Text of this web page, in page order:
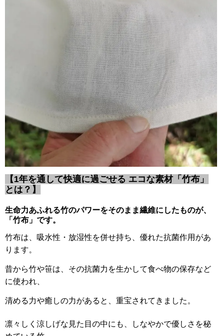
【1年を通して快適に過ごせる エコな素材「竹布」
とは？】
生命力あふれる竹のパワーをそのまま繊維にしたものが、
「竹布」です。
竹布は、吸水性・放湿性を併せ持ち、優れた抗菌作用があ
ります。
昔から竹や笹は、その抗菌力を生かして食べ物の保存など
に使われ、
清める力や癒しの力があると、重宝されてきました。
凛々しく涼しげな見た目の中にも、しなやかで優しさを秘